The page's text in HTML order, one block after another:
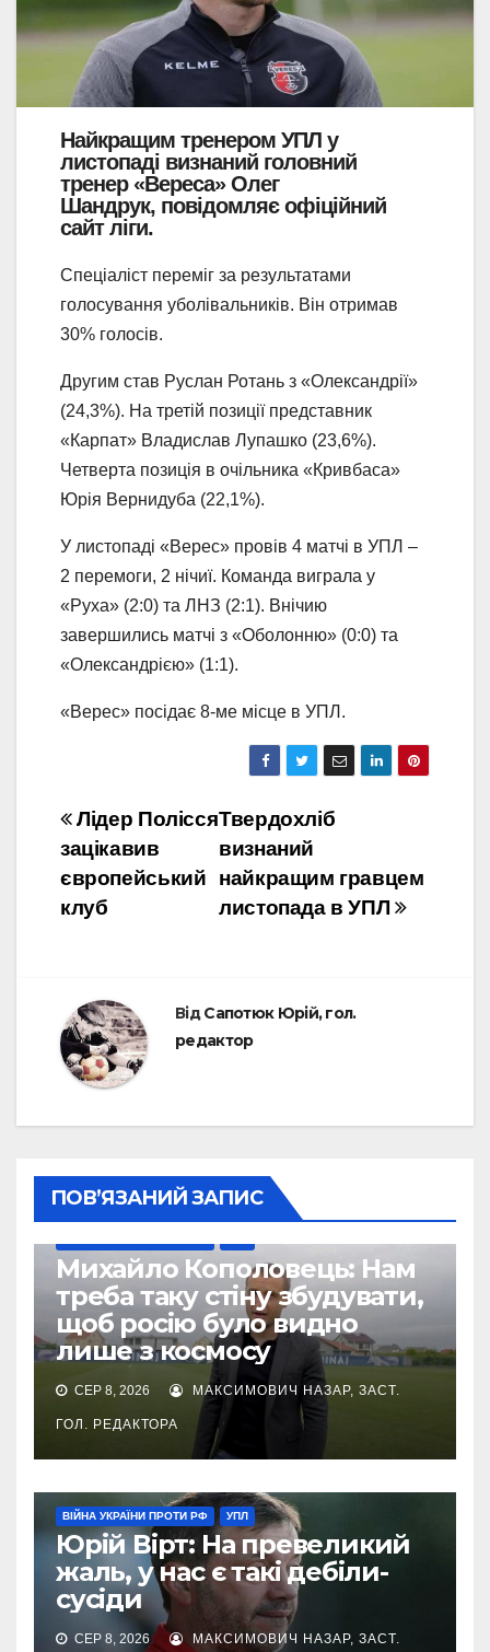
Найкращим тренером УПЛ у
листопаді визнаний головний
тренер «Вереса» Олег
Шандрук, повідомляє офіційний
сайт ліги.
Спеціаліст переміг за результатами
голосування уболівальників. Він отримав
30% голосів.
Другим став Руслан Ротань з «Олександрії»
(24,3%). На третій позиції представник
«Карпат» Владислав Лупашко (23,6%).
Четверта позиція в очільника «Кривбаса»
Юрія Вернидуба (22,1%).
У листопаді «Верес» провів 4 матчі в УПЛ –
2 перемоги, 2 нічиї. Команда виграла у
«Руха» (2:0) та ЛНЗ (2:1). Внічию
завершились матчі з «Оболонню» (0:0) та
«Олександрією» (1:1).
«Верес» посідає 8-ме місце в УПЛ.
Навігація
записів
Твердохліб
визнаний
найкращим гравцем
листопада в УПЛ
Лідер Полісся
зацікавив
європейський
клуб
ВідСапотюк Юрій, гол.
редактор
ПОВ’ЯЗАНИЙ ЗАПИС
Михайло Кополовець: Нам
треба таку стіну збудувати,
щоб росію було видно
лише з космосу
СЕР 8, 2026 МАКСИМОВИЧ НАЗАР, ЗАСТ.
ГОЛ. РЕДАКТОРА
ВІЙНА УКРАЇНИ ПРОТИ РФ УПЛ
Юрій Вірт: На превеликий
жаль, у нас є такі дебіли-
сусіди
СЕР 8, 2026 МАКСИМОВИЧ НАЗАР, ЗАСТ.